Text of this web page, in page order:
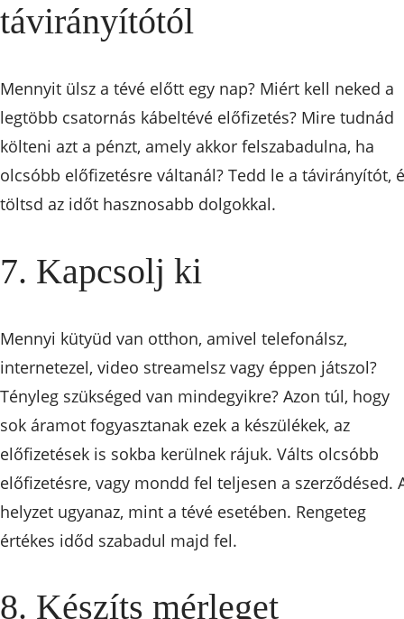
távirányítótól
Mennyit ülsz a tévé előtt egy nap? Miért kell neked a
legtöbb csatornás kábeltévé előfizetés? Mire tudnád
költeni azt a pénzt, amely akkor felszabadulna, ha
olcsóbb előfizetésre váltanál? Tedd le a távirányítót,
töltsd az időt hasznosabb dolgokkal.
7. Kapcsolj ki
Mennyi kütyüd van otthon, amivel telefonálsz,
internetezel, video streamelsz vagy éppen játszol?
Tényleg szükséged van mindegyikre? Azon túl, hogy
sok áramot fogyasztanak ezek a készülékek, az
előfizetések is sokba kerülnek rájuk. Válts olcsóbb
előfizetésre, vagy mondd fel teljesen a szerződésed.
helyzet ugyanaz, mint a tévé esetében. Rengeteg
értékes időd szabadul majd fel.
8. Készíts mérleget